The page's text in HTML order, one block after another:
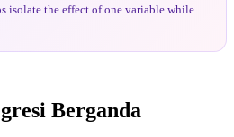
isolate the effect of one variable while
Berganda